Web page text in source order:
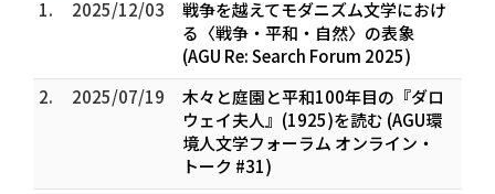
1.
2025/12/03
戦争を越えて――モダニズム文学におけ
る〈戦争・平和・自然〉の表象
(AGU Re: Search Forum 2025)
2.
2025/07/19
木々と庭園と平和――100年目の『ダロ
ウェイ夫人』(1925)を読む (AGU環
境人文学フォーラム オンライン・
トーク #31)